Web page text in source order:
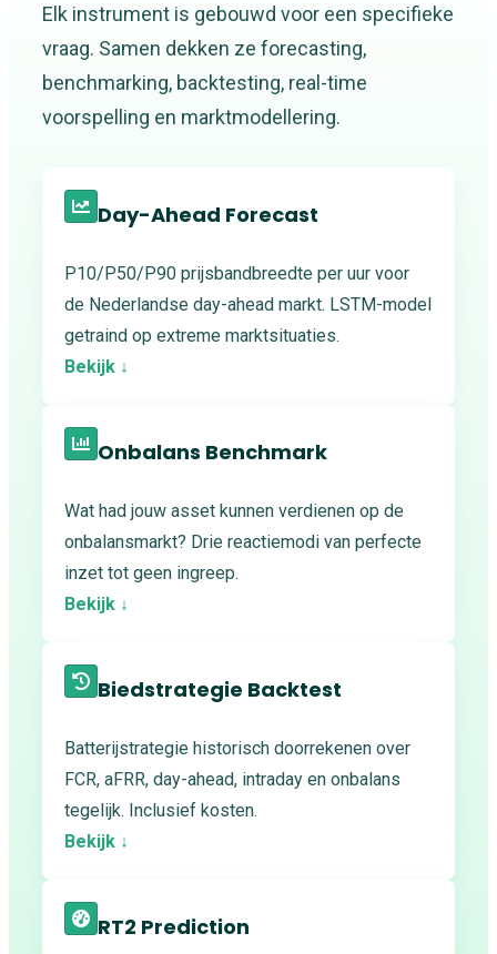
Elk instrument is gebouwd voor een specifieke
vraag. Samen dekken ze forecasting,
benchmarking, backtesting, real-time
voorspelling en marktmodellering.
Day-Ahead Forecast
P10/P50/P90 prijsbandbreedte per uur voor
de Nederlandse day-ahead markt. LSTM-model
getraind op extreme marktsituaties.
Bekijk ↓
Onbalans Benchmark
Wat had jouw asset kunnen verdienen op de
onbalansmarkt? Drie reactiemodi van perfecte
inzet tot geen ingreep.
Bekijk ↓
Biedstrategie Backtest
Batterijstrategie historisch doorrekenen over
FCR, aFRR, day-ahead, intraday en onbalans
tegelijk. Inclusief kosten.
Bekijk ↓
RT2 Prediction